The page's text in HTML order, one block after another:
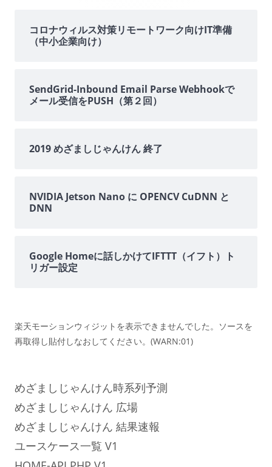
コロナウィルス対策リモートワーク向けIT準備
（中小企業向け）
SendGrid-Inbound Email Parse Webhookで
メール受信をPUSH（第２回）
2019 めざましじゃんけん 終了
NVIDIA Jetson Nano に OPENCV CuDNN と
DNN
Google Homeに話しかけてIFTTT（イフト）ト
リガー設定
楽天モーションウィジットを表示できませんでした。ソースを
再取得し貼付しなおしてください。(WARN:01)
めざましじゃんけん時系列予測
めざましじゃんけん 広場
めざましじゃんけん 結果速報
ユースケース一覧 V1